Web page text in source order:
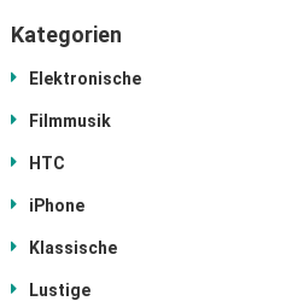
Kategorien
Elektronische
Filmmusik
HTC
iPhone
Klassische
Lustige